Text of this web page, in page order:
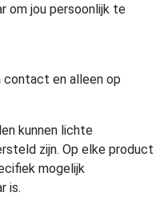
om jou persoonlijk te
contact en alleen op
kunnen lichte
zijn. Op elke product
mogelijk
is.